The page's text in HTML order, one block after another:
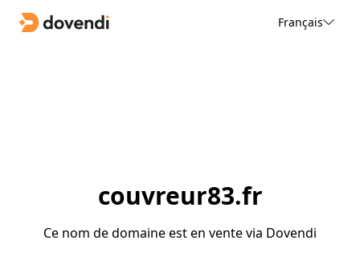
Français
couvreur83.fr
Ce nom de domaine est en vente via Dovendi